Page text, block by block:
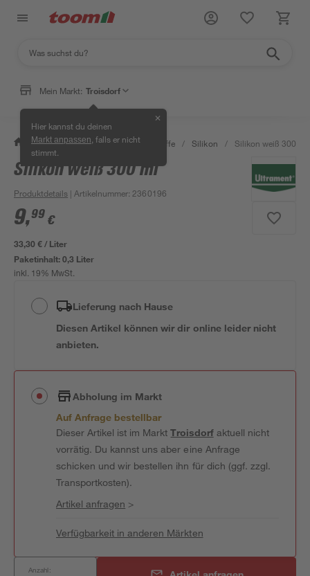
Mein Markt: Troisdorf
Hier kannst du deinen
Markt anpassen , falls er nicht
stimmt.
✕
/ Bauen & Renovieren / Dichtstoffe / Silikon / Silikon weiß 300 ml
Silikon weiß 300 ml
Produktdetails | Artikelnummer: 2360196
9,99 €
33,30 € / Liter
Paketinhalt:0,3 Liter
inkl. 19% MwSt.
Lieferung nach Hause
Diesen Artikel können wir dir online leider nicht
anbieten.
Abholung im Markt
Auf Anfrage bestellbar
Dieser Artikel ist im MarktTroisdorfaktuell nicht
vorrätig. Du kannst uns aber eine Anfrage
schicken und wir bestellen ihn für dich (ggf. zzgl.
Transportkosten).
Artikel anfragen >
Verfügbarkeit in anderen Märkten
Anzahl: